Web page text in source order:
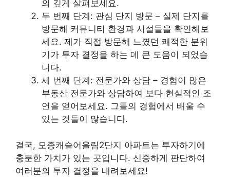
의 깊게 살펴보세요.
두 번째 단계: 관심 단지 방문 – 실제 단지를
방문해 커뮤니티 환경과 시설들을 확인해보
세요. 제가 직접 방문해 느꼈던 쾌적한 분위
기가 투자 결정을 하는 데 큰 도움이 되었습
니다.
세 번째 단계: 전문가와 상담 – 경험이 많은
부동산 전문가와 상담하여 보다 현실적인 조
언을 얻어보세요. 그들의 경험에서 배울 수
있는 것들이 많습니다.
결국, 모종캐슬어울림2단지 아파트는 투자하기에
충분한 가치가 있는 곳입니다. 신중하게 판단하여
여러분의 투자 결정을 내려보세요!